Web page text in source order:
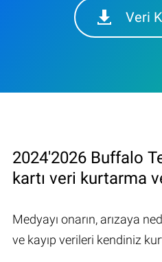
Veri
2024'2026 Buffalo
kartı veri kurtarma
Medyayı onarın, arızaya
ve kayıp verileri kendiniz